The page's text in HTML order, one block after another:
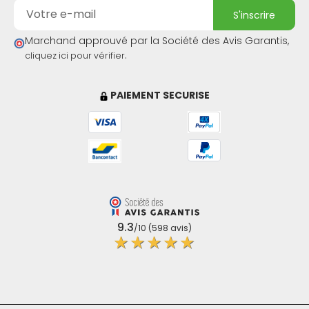
PAIEMENT SECURISE
9.3/10 (598 avis)
★★★★★
s'inscrire
Marchand approuvé par la Société des Avis Garantis,
cliquez ici pour vérifier.